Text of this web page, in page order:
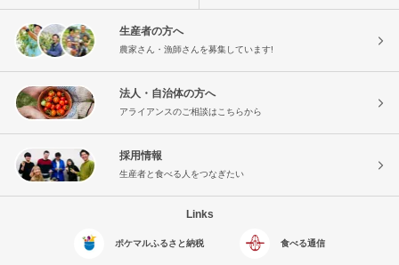
生産者の方へ
農家さん・漁師さんを募集しています!
法人・自治体の方へ
アライアンスのご相談はこちらから
採用情報
生産者と食べる人をつなぎたい
Links
ポケマルふるさと納税 食べる通信